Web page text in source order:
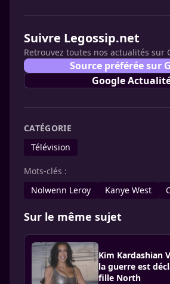
Suivre Legossip.net
Retrouvez toutes nos actualités sur
Source préférée sur
Google
CATÉGORIE
Télévision
Mots-clés :
Nolwenn Leroy
Kanye West
Sur le même sujet
Kim Kardashian
la guerre est
fille North